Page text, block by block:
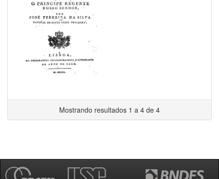
Mostrando resultados 1 a 4 de 4